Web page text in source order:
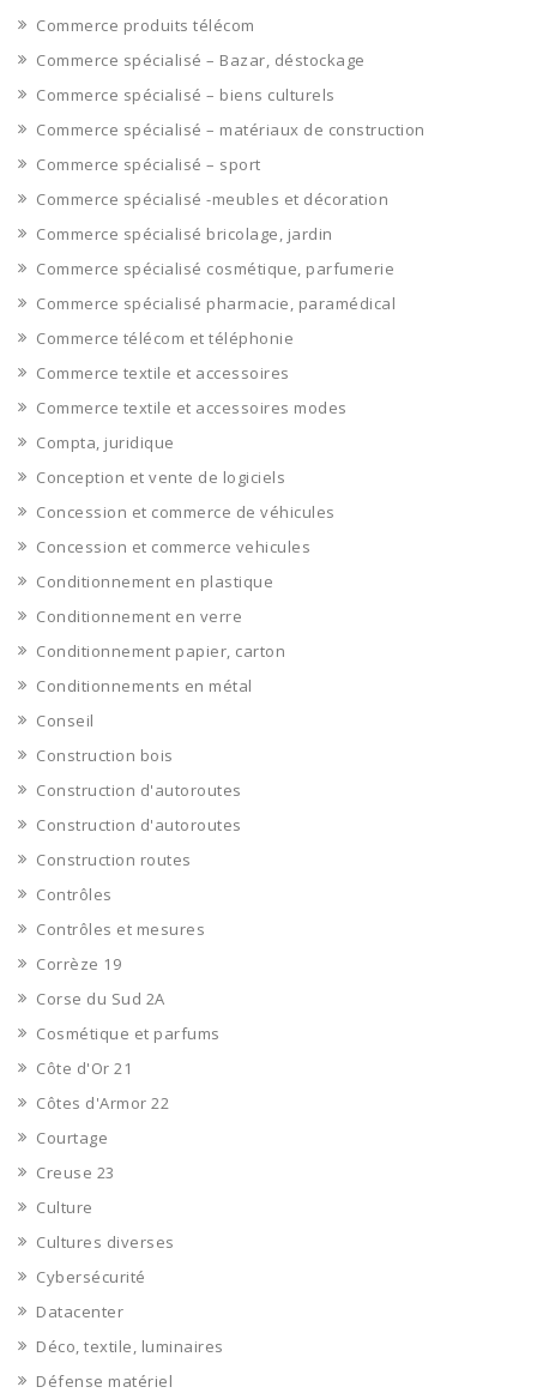
Commerce produits télécom
Commerce spécialisé – Bazar, déstockage
Commerce spécialisé – biens culturels
Commerce spécialisé – matériaux de construction
Commerce spécialisé – sport
Commerce spécialisé -meubles et décoration
Commerce spécialisé bricolage, jardin
Commerce spécialisé cosmétique, parfumerie
Commerce spécialisé pharmacie, paramédical
Commerce télécom et téléphonie
Commerce textile et accessoires
Commerce textile et accessoires modes
Compta, juridique
Conception et vente de logiciels
Concession et commerce de véhicules
Concession et commerce vehicules
Conditionnement en plastique
Conditionnement en verre
Conditionnement papier, carton
Conditionnements en métal
Conseil
Construction bois
Construction d'autoroutes
Construction d'autoroutes
Construction routes
Contrôles
Contrôles et mesures
Corrèze 19
Corse du Sud 2A
Cosmétique et parfums
Côte d'Or 21
Côtes d'Armor 22
Courtage
Creuse 23
Culture
Cultures diverses
Cybersécurité
Datacenter
Déco, textile, luminaires
Défense matériel